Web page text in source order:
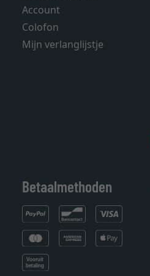
Account
Colofon
Mijn verlanglijstje
Betaalmethoden